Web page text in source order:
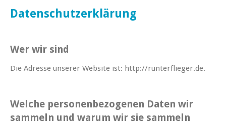
Datenschutzerklärung
Wer wir sind
Die Adresse unserer Website ist: http://runterflieger.de.
Welche personenbezogenen Daten wir
sammeln und warum wir sie sammeln